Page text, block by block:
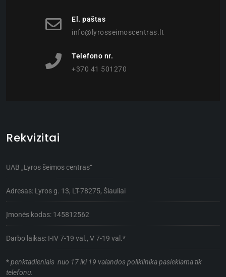
El. paštas
info@lyrosseimoscentras.lt
Telefono nr.
+370 41 501270
Rekvizitai
UAB „Lyros šeimos centras“
Adresas: Lyros g. 13, LT-78275, Šiauliai
Įmonės kodas: 145812562
Darbo laikas: I-IV 7-19 val., V 7-19 val.*
*penktadieniais nuo 17 iki 19 valandos poliklinika pasiekiama tik
telefonu.